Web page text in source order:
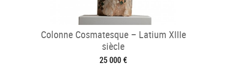
Colonne Cosmatesque – Latium XIIIe
siècle
25 000 €